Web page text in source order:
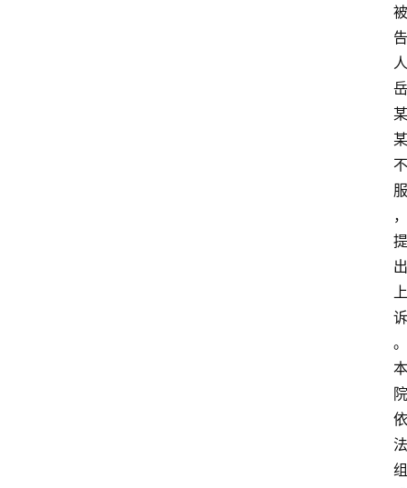
被
告
人
岳
某
某
不
服
，
提
出
上
诉
。
本
院
依
法
组